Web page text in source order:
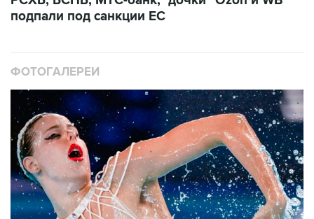
подпали под санкции ЕС
ФОТОГАЛЕРЕИ